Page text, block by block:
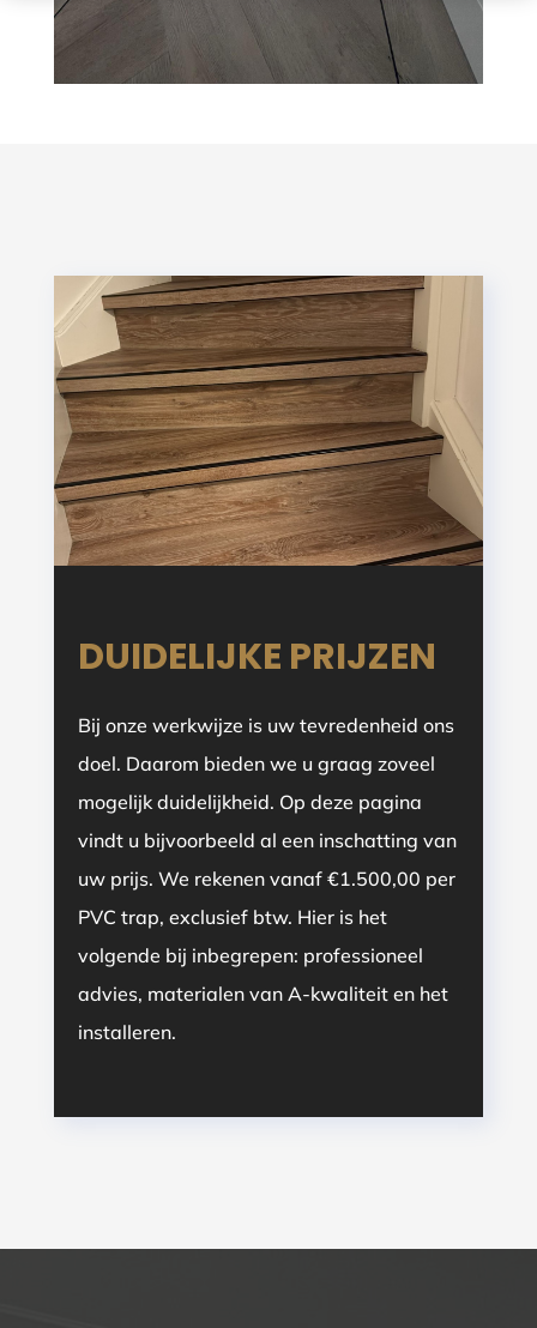
DUIDELIJKE PRIJZEN
Bij onze werkwijze is uw tevredenheid ons
doel. Daarom bieden we u graag zoveel
mogelijk duidelijkheid. Op deze pagina
vindt u bijvoorbeeld al een inschatting van
uw prijs. We rekenen vanaf €1.500,00 per
PVC trap, exclusief btw. Hier is het
volgende bij inbegrepen: professioneel
advies, materialen van A-kwaliteit en het
installeren.